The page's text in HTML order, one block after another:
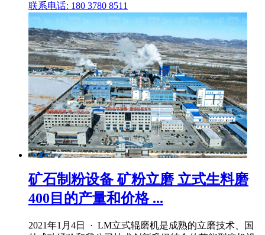
联系电话: 180 3780 8511
矿石制粉设备 矿粉立磨 立式生料磨
400目的产量和价格 ...
2021年1月4日 · LM立式辊磨机是成熟的立磨技术、国